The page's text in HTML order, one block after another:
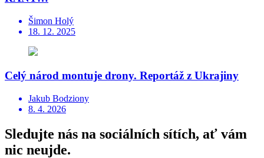
Šimon Holý
18. 12. 2025
Celý národ montuje drony. Reportáž z Ukrajiny
Jakub Bodziony
8. 4. 2026
Sledujte nás na sociálních sítích, ať vám
nic neujde.